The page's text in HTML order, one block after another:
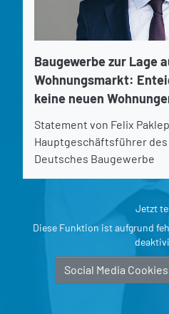
Baugewerbe zur Lage
Wohnungsmarkt:
keine neuen
Statement von Felix
Hauptgeschäftsführer
Deutsches Baugewerbe
Jetzt
Diese Funktion ist aufgrund
Social Media